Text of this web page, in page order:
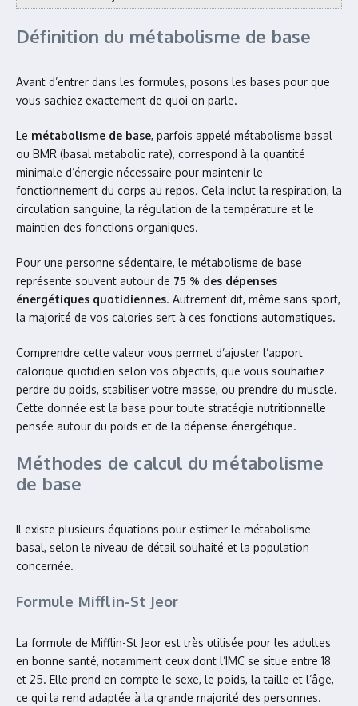
Définition du métabolisme de base
Avant d’entrer dans les formules, posons les bases pour que
vous sachiez exactement de quoi on parle.
Le métabolisme de base, parfois appelé métabolisme basal
ou BMR (basal metabolic rate), correspond à la quantité
minimale d’énergie nécessaire pour maintenir le
fonctionnement du corps au repos. Cela inclut la respiration, la
circulation sanguine, la régulation de la température et le
maintien des fonctions organiques.
Pour une personne sédentaire, le métabolisme de base
représente souvent autour de 75 % des dépenses
énergétiques quotidiennes. Autrement dit, même sans sport,
la majorité de vos calories sert à ces fonctions automatiques.
Comprendre cette valeur vous permet d’ajuster l’apport
calorique quotidien selon vos objectifs, que vous souhaitiez
perdre du poids, stabiliser votre masse, ou prendre du muscle.
Cette donnée est la base pour toute stratégie nutritionnelle
pensée autour du poids et de la dépense énergétique.
Méthodes de calcul du métabolisme
de base
Il existe plusieurs équations pour estimer le métabolisme
basal, selon le niveau de détail souhaité et la population
concernée.
Formule Mifflin-St Jeor
La formule de Mifflin-St Jeor est très utilisée pour les adultes
en bonne santé, notamment ceux dont l’IMC se situe entre 18
et 25. Elle prend en compte le sexe, le poids, la taille et l’âge,
ce qui la rend adaptée à la grande majorité des personnes.